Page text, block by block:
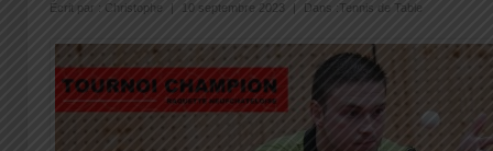
Écrit par : Christophe 10 septembre 2023 | Dans : Tennis de Table